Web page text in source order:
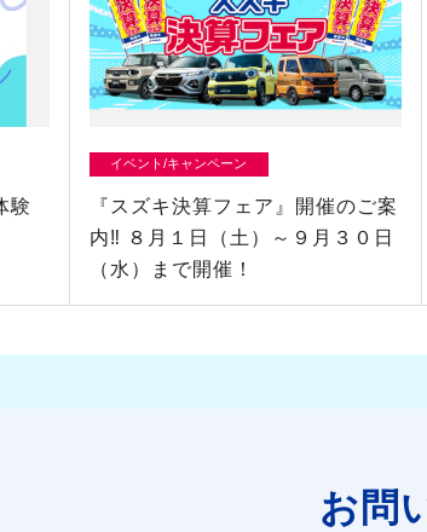
験
イベント/キャンペーン
『スズキ決算フェア』開催のご案
内‼ ８月１日（土）～９月３０日
（水）まで開催！
お問